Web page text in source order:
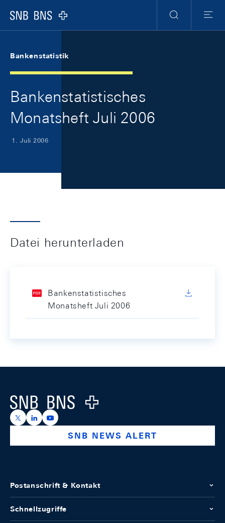
Logo
Suche
Menu
Bankenstatistik
Bankenstatistisches
Monatsheft Juli 2006
1. Juli 2006
Datei herunterladen
Bankenstatistisches
Monatsheft Juli 2006
Logo
https://x.com/snb_bns
https://ch.linkedin.com/company/swiss-national-
https://www.youtube.com/@swissnationalbank
SNB NEWS ALERT
Postanschrift & Kontakt
Schnellzugriffe